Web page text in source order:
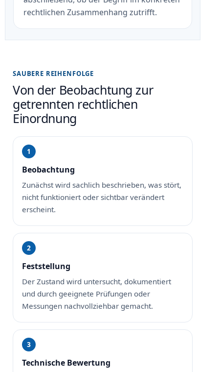
rechtlichen Zusammenhang zutrifft.
SAUBERE REIHENFOLGE
Von der Beobachtung zur
getrennten rechtlichen
Einordnung
Beobachtung
Zunächst wird sachlich beschrieben, was stört,
nicht funktioniert oder sichtbar verändert
erscheint.
Feststellung
Der Zustand wird untersucht, dokumentiert
und durch geeignete Prüfungen oder
Messungen nachvollziehbar gemacht.
Technische Bewertung